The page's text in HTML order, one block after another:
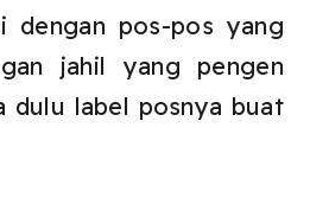
dengan pos-pos yang
jahil yang pengen
dulu label posnya buat